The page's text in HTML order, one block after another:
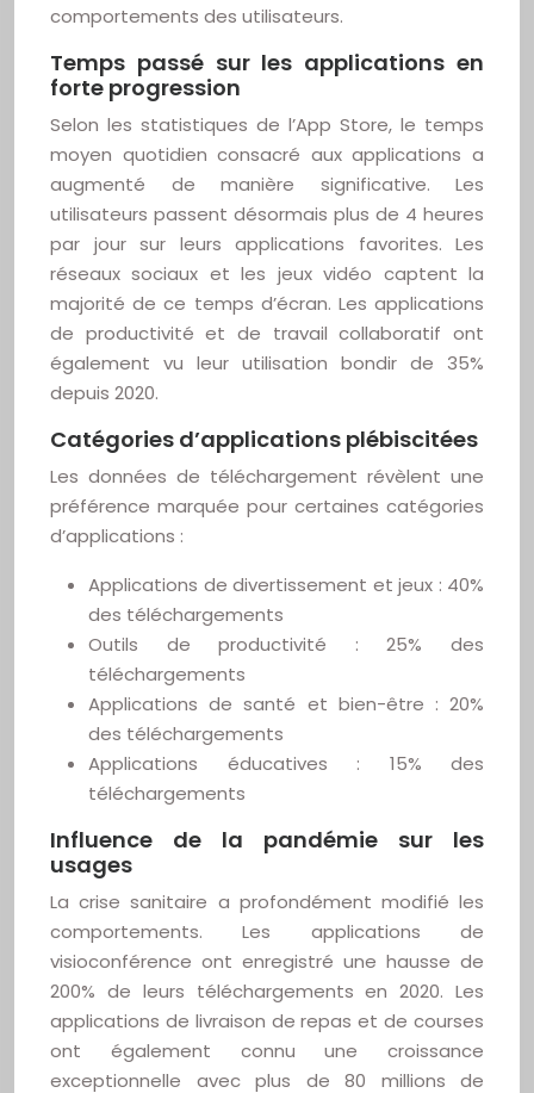
comportements des utilisateurs.
Temps passé sur les applications en
forte progression
Selon les statistiques de l’App Store, le temps
moyen quotidien consacré aux applications a
augmenté de manière significative. Les
utilisateurs passent désormais plus de 4 heures
par jour sur leurs applications favorites. Les
réseaux sociaux et les jeux vidéo captent la
majorité de ce temps d’écran. Les applications
de productivité et de travail collaboratif ont
également vu leur utilisation bondir de 35%
depuis 2020.
Catégories d’applications plébiscitées
Les données de téléchargement révèlent une
préférence marquée pour certaines catégories
d’applications :
Applications de divertissement et jeux : 40%
des téléchargements
Outils de productivité : 25% des
téléchargements
Applications de santé et bien-être : 20%
des téléchargements
Applications éducatives : 15% des
téléchargements
Influence de la pandémie sur les
usages
La crise sanitaire a profondément modifié les
comportements. Les applications de
visioconférence ont enregistré une hausse de
200% de leurs téléchargements en 2020. Les
applications de livraison de repas et de courses
ont également connu une croissance
exceptionnelle avec plus de 80 millions de